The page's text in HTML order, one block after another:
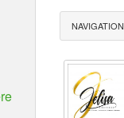
NAVIGATION